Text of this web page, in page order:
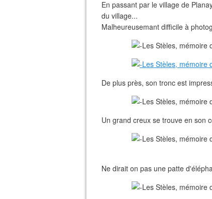
En passant par le village de
du village...
Malheureusemant difficile à
De plus près, son tronc est
Un grand creux se trouve en son
Ne dirait on pas une patte